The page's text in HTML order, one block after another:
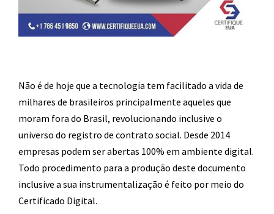
Não é de hoje que a tecnologia tem facilitado a vida de
milhares de brasileiros principalmente aqueles que
moram fora do Brasil, revolucionando inclusive o
universo do registro de contrato social. Desde 2014
empresas podem ser abertas 100% em ambiente digital.
Todo procedimento para a produção deste documento
inclusive a sua instrumentalização é feito por meio do
Certificado Digital.